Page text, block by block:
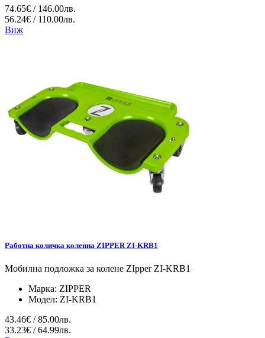
74.65€ / 146.00лв.
56.24€ / 110.00лв.
Виж
Работна количка коленна ZIPPER ZI-KRB1
Мобилна подложка за колене ZIpper ZI-KRB1
Марка: ZIPPER
Модел: ZI-KRB1
43.46€ / 85.00лв.
33.23€ / 64.99лв.